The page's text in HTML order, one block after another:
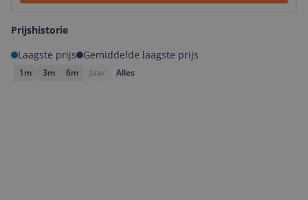
Prijshistorie
Laagste prijs
Gemiddelde laagste prijs
1m 3m 6m Jaar Alles